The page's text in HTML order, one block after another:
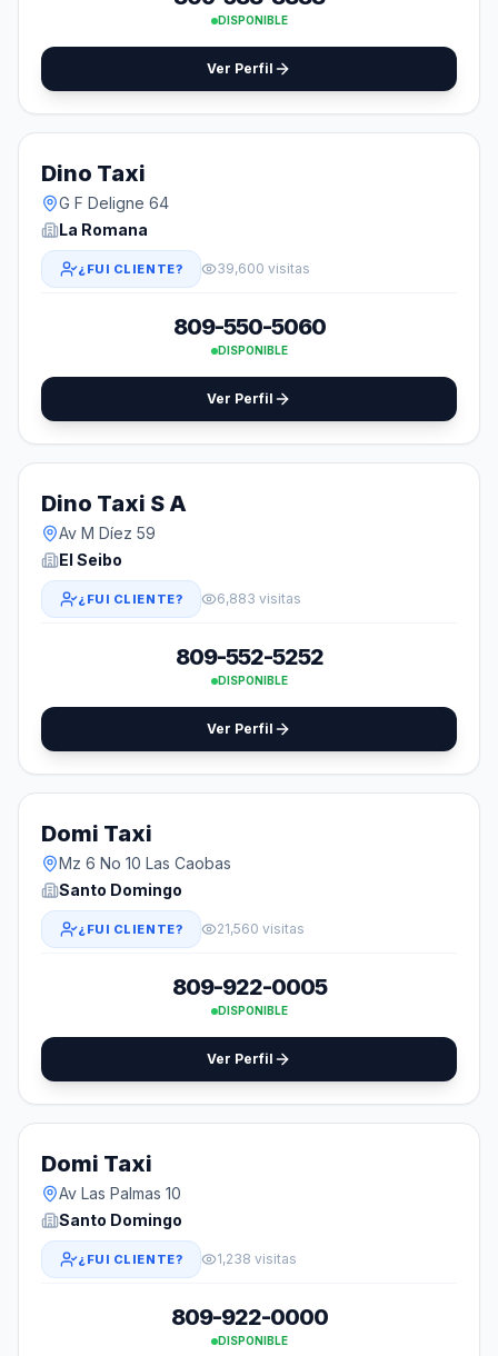
DISPONIBLE
Ver Perfil
Dino Taxi
G F Deligne 64
La Romana
¿FUI CLIENTE? 39,600 visitas
809-550-5060
DISPONIBLE
Ver Perfil
Dino Taxi S A
Av M Díez 59
El Seibo
¿FUI CLIENTE? 6,883 visitas
809-552-5252
DISPONIBLE
Ver Perfil
Domi Taxi
Mz 6 No 10 Las Caobas
Santo Domingo
¿FUI CLIENTE? 21,560 visitas
809-922-0005
DISPONIBLE
Ver Perfil
Domi Taxi
Av Las Palmas 10
Santo Domingo
¿FUI CLIENTE? 1,238 visitas
809-922-0000
DISPONIBLE